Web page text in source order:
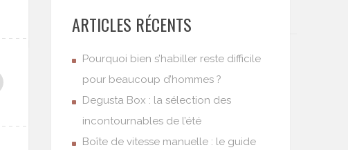
ARTICLES RÉCENTS
Pourquoi bien s’habiller reste difficile
pour beaucoup d’hommes ?
Degusta Box : la sélection des
incontournables de l’été
Boîte de vitesse manuelle : le guide